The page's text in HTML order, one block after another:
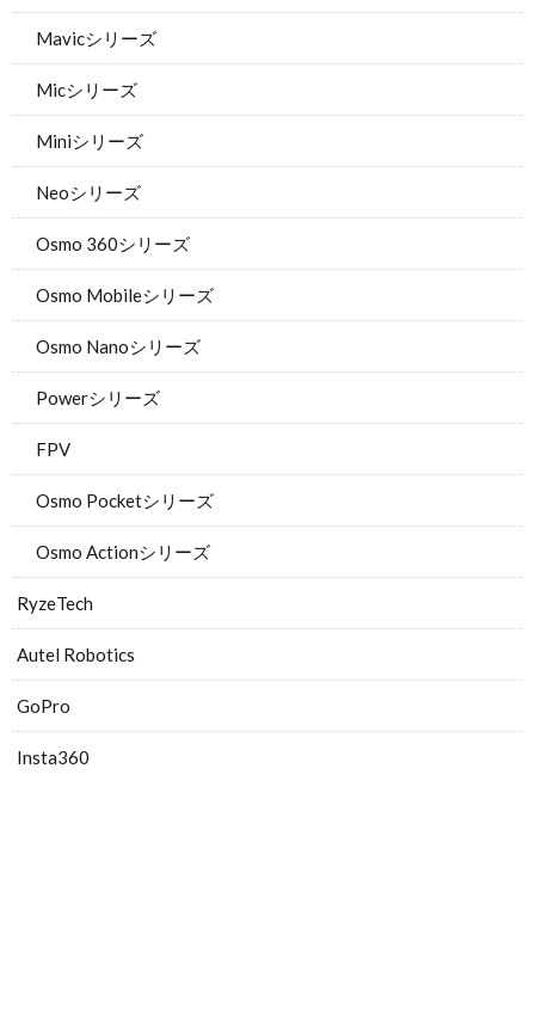
Mavicシリーズ
Micシリーズ
Miniシリーズ
Neoシリーズ
Osmo 360シリーズ
Osmo Mobileシリーズ
Osmo Nanoシリーズ
Powerシリーズ
FPV
Osmo Pocketシリーズ
Osmo Actionシリーズ
RyzeTech
Autel Robotics
GoPro
Insta360